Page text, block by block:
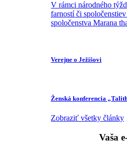
V rámci národného
farností či
spoločenstva Marana
Verejne o Ježišovi
Ženská konferencia
Zobraziť všetky články
Vaša